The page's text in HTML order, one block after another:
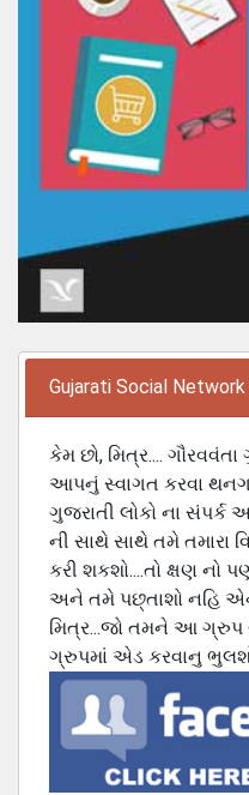
Gujarati Social Network
કેમ છો, મિત્ર....
આપનું સ્વાગત કરવા
ગુજરાતી લોકો ના
ની સાથે સાથે તમે તમારા
કરી શકશો....તો ક્ષણ નો
અને તમે પછ્તાશો નહિ
મિત્ર...જો તમને આ ગ્રુપ
ગ્રુપમાં એડ કરવાનુ